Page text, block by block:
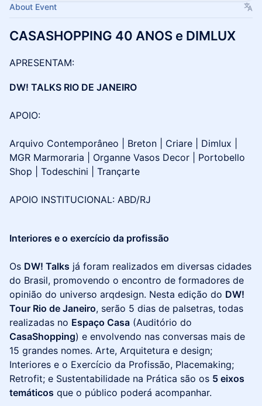
About Event
CASASHOPPING 40 ANOS e DIMLUX
​​​​APRESENTAM:
DW! TALKS RIO DE JANEIRO
APOIO:
Arquivo Contemporâneo | Breton | Criare | Dimlux |
MGR Marmoraria | Organne Vasos Decor | Portobello
Shop | Todeschini | Trançarte
APOIO INSTITUCIONAL: ABD/RJ
Interiores e o exercício da profissão
Os DW! Talks já foram realizados em diversas cidades
do Brasil, promovendo o encontro de formadores de
opinião do universo arqdesign. Nesta edição do DW!
Tour Rio de Janeiro, serão 5 dias de palsetras, todas
realizadas no Espaço Casa (Auditório do
CasaShopping) e envolvendo nas conversas mais de
15 grandes nomes. Arte, Arquitetura e design;
Interiores e o Exercício da Profissão, Placemaking;
Retrofit; e Sustentabilidade na Prática são os 5 eixos
temáticos que o público poderá acompanhar.